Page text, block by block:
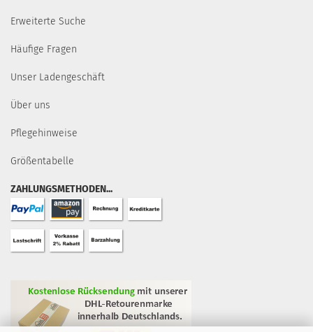
Erweiterte Suche
Häufige Fragen
Unser Ladengeschäft
Über uns
Pflegehinweise
Größentabelle
ZAHLUNGSMETHODEN...